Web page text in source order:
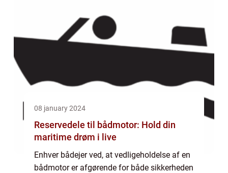
08 january 2024
Reservedele til bådmotor: Hold din
maritime drøm i live
Enhver bådejer ved, at vedligeholdelse af en
bådmotor er afgørende for både sikkerheden